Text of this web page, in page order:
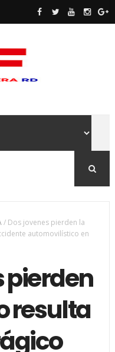
/ Dos jovenes pierden la
automovilístico en
pierden
resulta